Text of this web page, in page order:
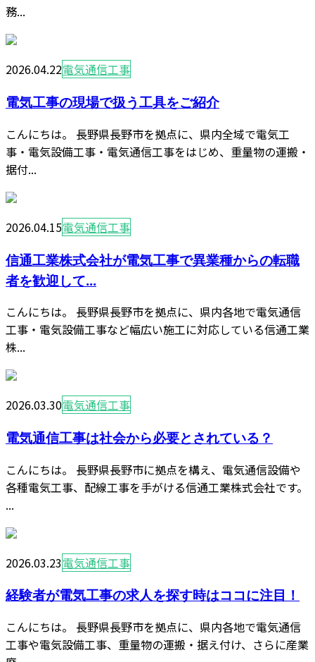
務...
2026.04.22電気通信工事
電気工事の現場で扱う工具をご紹介
こんにちは。 長野県長野市を拠点に、県内全域で電気工
事・電気設備工事・電気通信工事をはじめ、重量物の運搬・
据付...
2026.04.15電気通信工事
信通工業株式会社が電気工事で異業種からの転職
者を歓迎して...
こんにちは。 長野県長野市を拠点に、県内各地で電気通信
工事・電気設備工事など幅広い施工に対応している信通工業
株...
2026.03.30電気通信工事
電気通信工事は社会から必要とされている？
こんにちは。 長野県長野市に拠点を構え、電気通信設備や
各種電気工事、配線工事を手がける信通工業株式会社です。
...
2026.03.23電気通信工事
経験者が電気工事の求人を探す時はココに注目！
こんにちは。 長野県長野市を拠点に、県内各地で電気通信
工事や電気設備工事、重量物の運搬・据え付け、さらに産業